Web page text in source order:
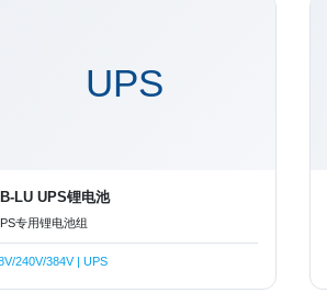
UPS
LU UPS锂电池
专用锂电池组
240V/384V | UPS